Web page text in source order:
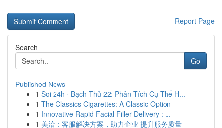
Report Page
Search
Go
Published News
1 Soi 24h · Bạch Thủ 22: Phân Tích Cụ Thể H...
1 The Classics Cigarettes: A Classic Option
1 Innovative Rapid Facial Filler Delivery : ...
1 美洽：客服解决方案，助力企业 提升服务质量